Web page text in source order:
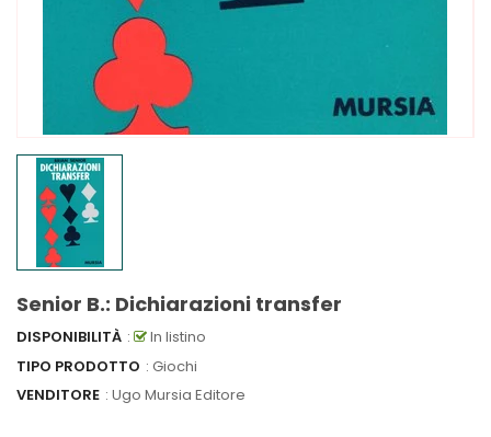
Senior B.: Dichiarazioni transfer
DISPONIBILITÀ :
In listino
TIPO PRODOTTO : Giochi
VENDITORE : Ugo Mursia Editore